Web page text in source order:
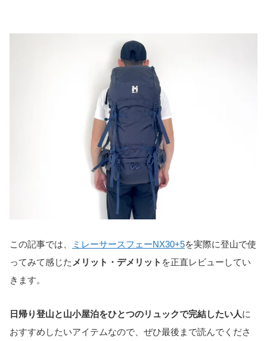
この記事では、 ミレーサースフェーNX30+5を実際に登山で使
ってみて感じた メリット・デメリット を正直レビューしてい
きます。
日帰り登山と山小屋泊をひとつのリュックで完結したい人に
おすすめしたいアイテムなので、ぜひ最後まで読んでくださ